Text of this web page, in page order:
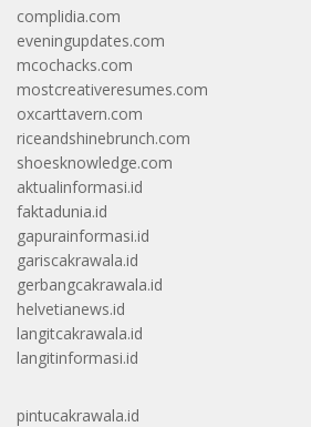
complidia.com
eveningupdates.com
mcochacks.com
mostcreativeresumes.com
oxcarttavern.com
riceandshinebrunch.com
shoesknowledge.com
aktualinformasi.id
faktadunia.id
gapurainformasi.id
gariscakrawala.id
gerbangcakrawala.id
helvetianews.id
langitcakrawala.id
langitinformasi.id
pintucakrawala.id